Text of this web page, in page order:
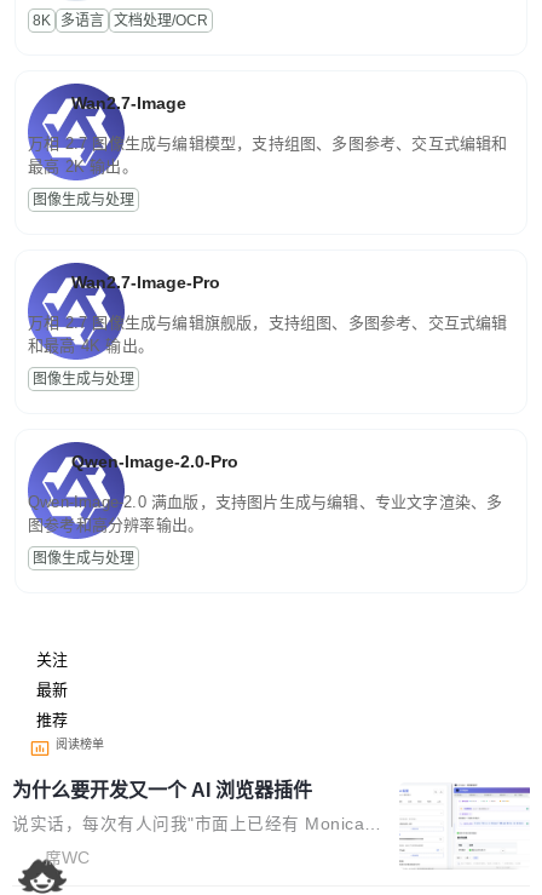
为便于存储、检索和二次处理的结构化结果。
8K 多语言 文档处理/OCR
Wan2.7-Image
万相 2.7 图像生成与编辑模型，支持组图、多图参考、交互式编辑和
最高 2K 输出。
图像生成与处理
Wan2.7-Image-Pro
万相 2.7 图像生成与编辑旗舰版，支持组图、多图参考、交互式编辑
和最高 4K 输出。
图像生成与处理
Qwen-Image-2.0-Pro
Qwen-Image-2.0 满血版，支持图片生成与编辑、专业文字渲染、多
图参考和高分辨率输出。
图像生成与处理
关注
最新
推荐
阅读榜单
为什么要开发又一个 AI 浏览器插件
说实话，每次有人问我"市面上已经有 Monica、
Sider、Copilot for Chrome 这些 AI 浏览器插件
了，你为什么还要再做一个"，我都觉得这个问题
席WC